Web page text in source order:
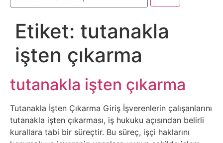
Arabalar
Bankacılık
İşlemleri
Belgesel
Bilgi
Bilgisayar
Etiket: tutanakla
işten çıkarma
tutanakla işten çıkarma
Tutanakla İşten Çıkarma Giriş İşverenlerin çalışanlarını
tutanakla işten çıkarması, iş hukuku açısından belirli
kurallara tabi bir süreçtir. Bu süreç, işçi haklarını